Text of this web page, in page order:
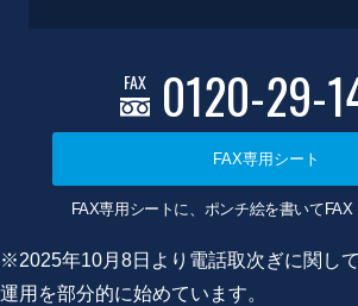
FAX 0120-29-
FAX専用シート
FAX専用シートに、ポンチ絵を書いてFAX
※2025年10月8日より電話取次ぎに関し
運用を部分的に始めています。